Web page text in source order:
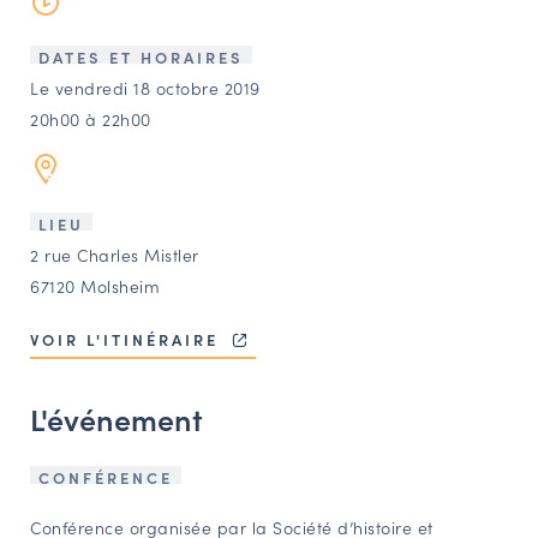
Agenda
Annuaire
Ressources
OFFRES D’EMPLOI ET DE STAGE
BOURSE D’ÉCHANGE
CARTES DES NAUDIN
Espace acteurs
DATES ET HORAIRES
Le vendredi 18 octobre 2019
20h00 à 22h00
LIEU
2 rue Charles Mistler
67120 Molsheim
VOIR L'ITINÉRAIRE
L'événement
CONFÉRENCE
Conférence organisée par la Société d’histoire et